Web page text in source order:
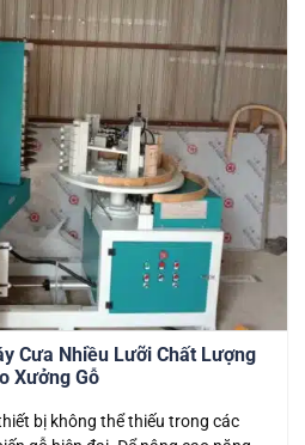
Cưa Nhiều Lưỡi Chất Lượng
Xưởng Gỗ
bị không thể thiếu trong các